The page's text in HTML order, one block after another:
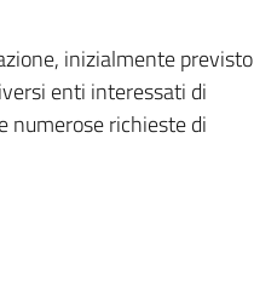
inizialmente previsto
enti interessati di
numerose richieste di